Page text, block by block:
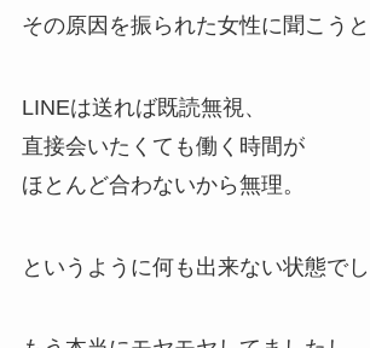
その原因を振られた女性に聞こう
LINEは送れば既読無視、
直接会いたくても働く時間が
ほとんど合わないから無理。
というように何も出来ない状態でし